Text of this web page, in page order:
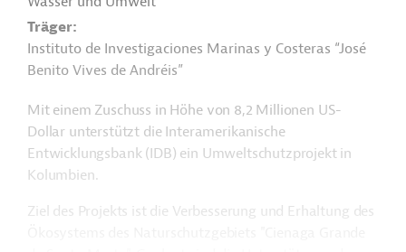
Träger
Instituto de Investigaciones Marinas y Costeras “José
Benito Vives de Andréis”
Mit einem Zuschuss in Höhe von 8,2 Millionen US-
Dollar unterstützt die Interamerikanische
Entwicklungsbank (IDB) ein Umweltschutzprojekt in
Kolumbien.
Ziel des Projekts ist die Verbesserung und Erhaltung des